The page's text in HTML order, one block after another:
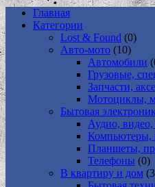
Главная
Категории
Lost & Found (0)
Авто-мото (10)
Автомобили
Грузовые,
Запчасти,
Мотоциклы,
Бытовая
Аудио,
Компьютеры,
Планшеты,
Телефоны (0)
В квартиру и дом